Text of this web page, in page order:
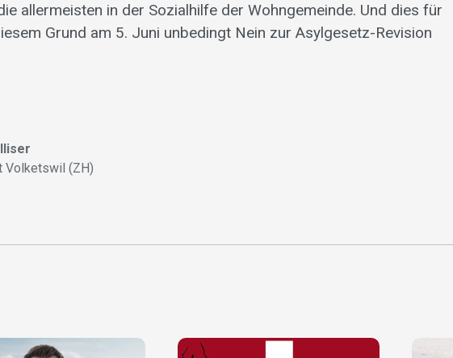
allermeisten in der Sozialhilfe der Wohngemeinde. Und dies für
Grund am 5. Juni unbedingt Nein zur Asylgesetz-Revision
Volketswil (ZH)